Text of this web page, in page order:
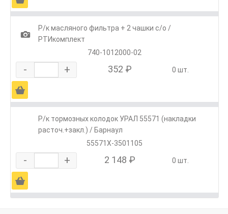
1
Р/к масляного фильтра + 2 чашки с/о /
РТИкомплект
740-1012000-02
- + 352 ₽ 0 шт.
Ä
Р/к тормозных колодок УРАЛ 55571 (накладки
расточ.+закл.) / Барнаул
55571Х-3501105
- + 2 148 ₽ 0 шт.
Ä